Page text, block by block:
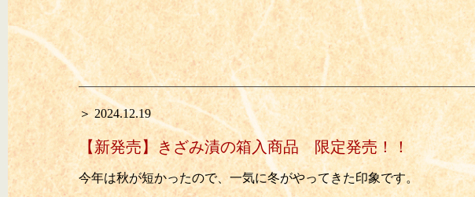
＞ 2024.12.19
【新発売】きざみ漬の箱入商品 限定発売！！
今年は秋が短かったので、一気に冬がやってきた印象です。